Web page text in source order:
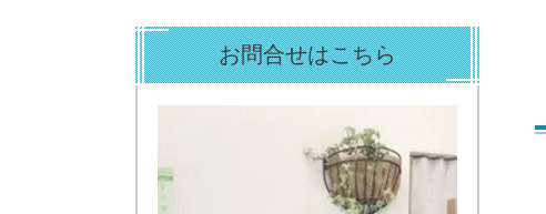
お問合せはこちら